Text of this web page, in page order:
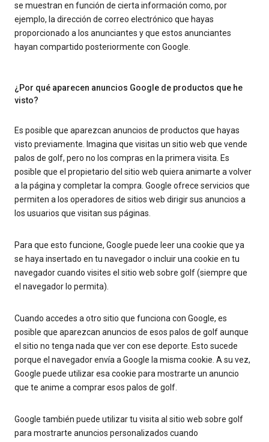
se muestran en función de cierta información como, por
ejemplo, la dirección de correo electrónico que hayas
proporcionado a los anunciantes y que estos anunciantes
hayan compartido posteriormente con Google.
¿Por qué aparecen anuncios Google de productos que he
visto?
Es posible que aparezcan anuncios de productos que hayas
visto previamente. Imagina que visitas un sitio web que vende
palos de golf, pero no los compras en la primera visita. Es
posible que el propietario del sitio web quiera animarte a volver
a la página y completar la compra. Google ofrece servicios que
permiten a los operadores de sitios web dirigir sus anuncios a
los usuarios que visitan sus páginas.
Para que esto funcione, Google puede leer una cookie que ya
se haya insertado en tu navegador o incluir una cookie en tu
navegador cuando visites el sitio web sobre golf (siempre que
el navegador lo permita).
Cuando accedes a otro sitio que funciona con Google, es
posible que aparezcan anuncios de esos palos de golf aunque
el sitio no tenga nada que ver con ese deporte. Esto sucede
porque el navegador envía a Google la misma cookie. A su vez,
Google puede utilizar esa cookie para mostrarte un anuncio
que te anime a comprar esos palos de golf.
Google también puede utilizar tu visita al sitio web sobre golf
para mostrarte anuncios personalizados cuando